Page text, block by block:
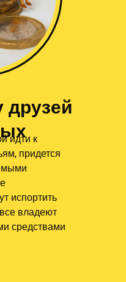
идти к
придется
испортить
владеют
средствами
друзей